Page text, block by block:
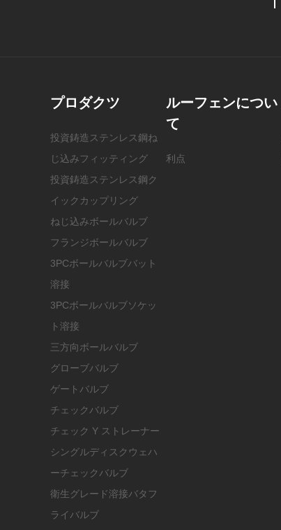
プロダクツ
投資鋳造ステンレス鋼ね
じ込みフィッティング
投資鋳造ステンレス鋼ク
イックカップリング
ねじ込みボールバルブ
フランジボールバルブ
3PCボールバルブバット
溶接
3PCボールバルブソケッ
ト溶接
三方向ボールバルブ
グローブバルブ
ゲートバルブ
チェックバルブ
チェック Y ストレーナー
シングルディスクウェハ
ーチェックバルブ
衛生グレード溶接バタフ
ライバルブ
ルーフェンについ
て
利点